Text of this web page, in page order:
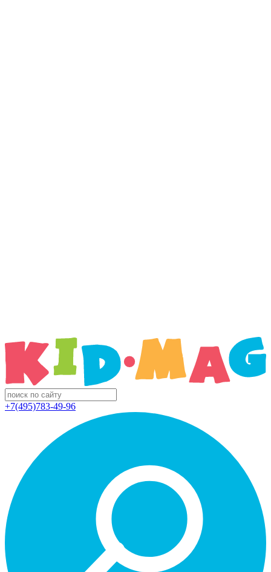
+7(495)783-49-96